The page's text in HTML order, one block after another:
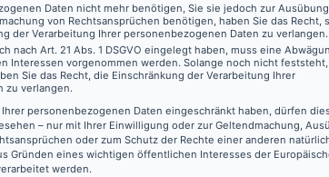
Daten nicht mehr benötigen, Sie sie jedoch zur
von Rechtsansprüchen benötigen, haben Sie das Recht,
der Verarbeitung Ihrer personenbezogenen Daten zu verlangen.
nach Art. 21 Abs. 1 DSGVO eingelegt haben, muss eine
Interessen vorgenommen werden. Solange noch nicht
Sie das Recht, die Einschränkung der Verarbeitung Ihrer
zu verlangen.
personenbezogenen Daten eingeschränkt haben, dürfen
– nur mit Ihrer Einwilligung oder zur Geltendmachung,
oder zum Schutz der Rechte einer anderen
Gründen eines wichtigen öffentlichen Interesses der
werden.